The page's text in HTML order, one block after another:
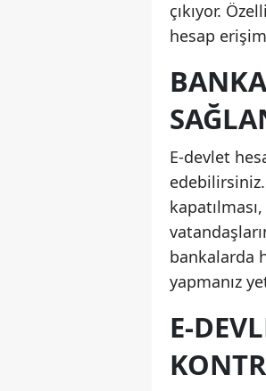
çıkıyor.
hesap
E-devlet
edebilirsiniz.
bankalarda
yapmanız
E-